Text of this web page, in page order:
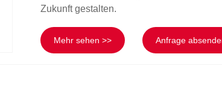
Zukunft gestalten.
Mehr sehen >> Anfrage